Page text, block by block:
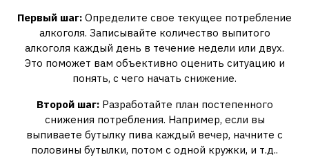
Первый шаг: Определите свое текущее потребление
алкоголя. Записывайте количество выпитого
алкоголя каждый день в течение недели или двух.
Это поможет вам объективно оценить ситуацию и
понять, с чего начать снижение.
Второй шаг:Разработайте план постепенного
снижения потребления. Например, если вы
выпиваете бутылку пива каждый вечер, начните с
половины бутылки, потом с одной кружки, и т.д..